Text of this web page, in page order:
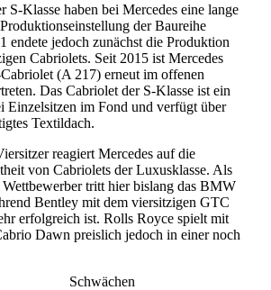
S-Klasse haben bei Mercedes eine lange
der Baureihe
endete jedoch zunächst die Produktion
Cabriolets. Seit 2015 ist Mercedes
(A 217) erneut im offenen
Das Cabriolet der S-Klasse ist ein
Einzelsitzen im Fond und verfügt über
Textildach.
reagiert Mercedes auf die
von Cabriolets der Luxusklasse. Als
Wettbewerber tritt hier bislang das BMW
Bentley mit dem viersitzigen GTC
erfolgreich ist. Rolls Royce spielt mit
Dawn preislich jedoch in einer noch
Schwächen